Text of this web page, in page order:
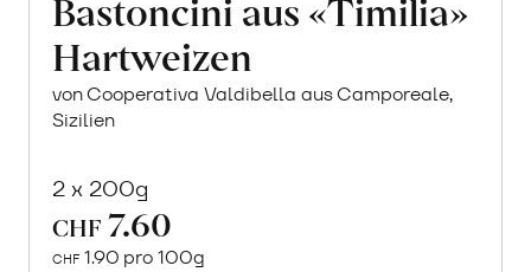
Hartweizen
von Cooperativa Valdibella aus Camporeale,
Sizilien
2 x 200g
CHF 7.60
CHF 1.90 pro 100g